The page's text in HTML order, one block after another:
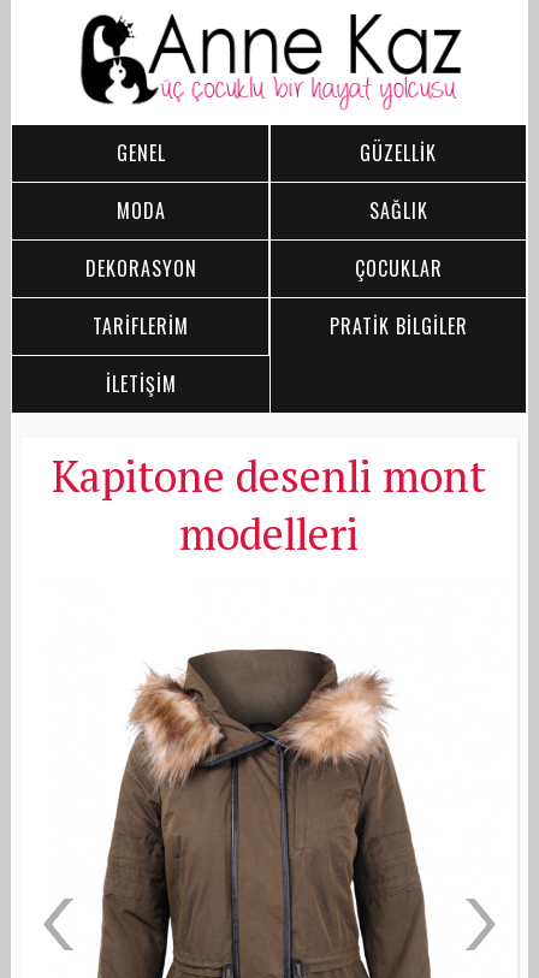
GENEL
GÜZELLİK
MODA
SAĞLIK
DEKORASYON
ÇOCUKLAR
TARİFLERİM
PRATİK BİLGİLER
İLETİŞİM
Kapitone desenli mont
modelleri